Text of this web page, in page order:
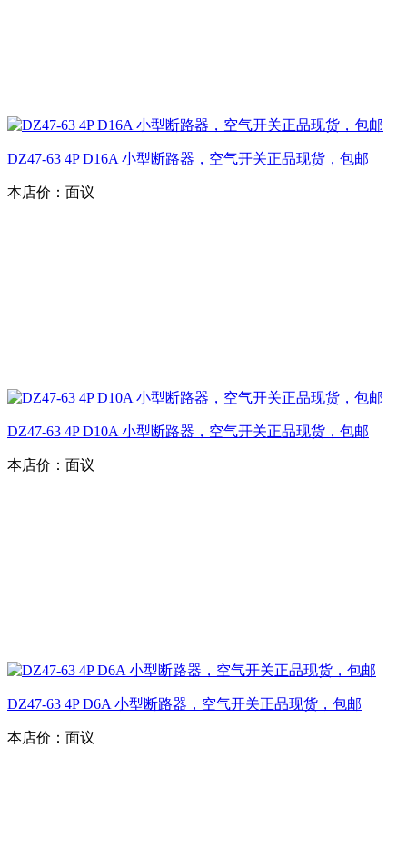
DZ47-63 4P D16A 小型断路器，空气开关正品现货，包邮
本店价： 面议
DZ47-63 4P D10A 小型断路器，空气开关正品现货，包邮
本店价： 面议
DZ47-63 4P D6A 小型断路器，空气开关正品现货，包邮
本店价： 面议